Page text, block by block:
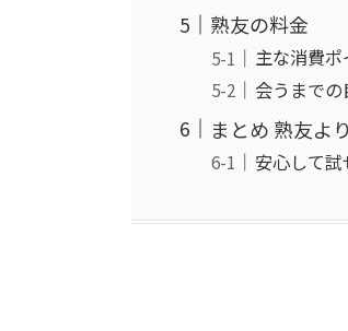
熟友の料金
主な消費ポ
会うまでの
まとめ 熟友よ
安心して